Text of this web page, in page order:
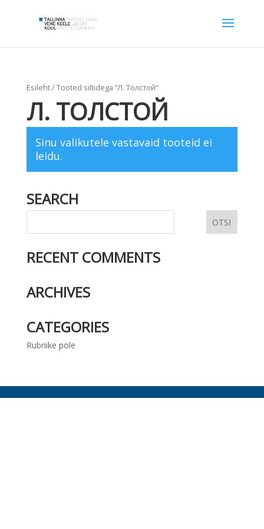
Esileht/ Tooted siltidega “Л. Толстой”
Л. ТОЛСТОЙ
Sinu valikutele vastavaid tooteid ei
leidu.
SEARCH
RECENT COMMENTS
ARCHIVES
CATEGORIES
Rubriike pole